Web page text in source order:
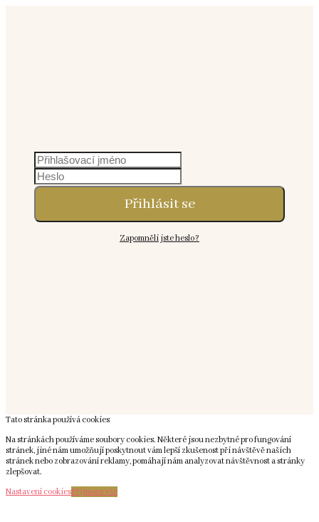
Přihlásit se
Zapomněli jste heslo?
Tato stránka používá cookies
Na stránkách používáme soubory cookies. Některé jsou nezbytné pro fungování
stránek, jiné nám umožňují poskytnout vám lepší zkušenost při návštěvě našich
stránek nebo zobrazování reklamy, pomáhají nám analyzovat návštěvnost a stránky
zlepšovat.
Nastavení cookiesPřijmout vše